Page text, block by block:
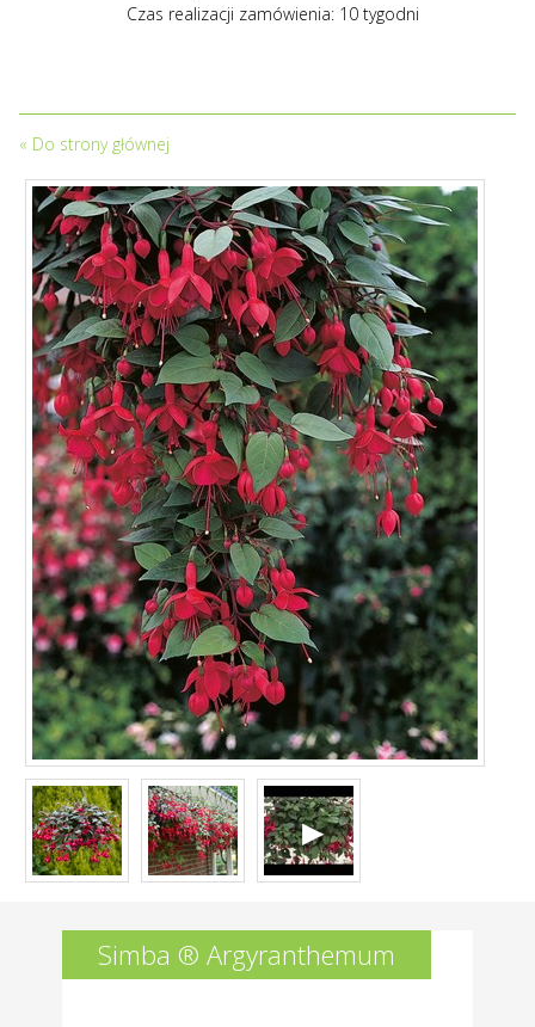
Czas realizacji zamówienia: 10 tygodni
« Do strony głównej
Simba ® Argyranthemum